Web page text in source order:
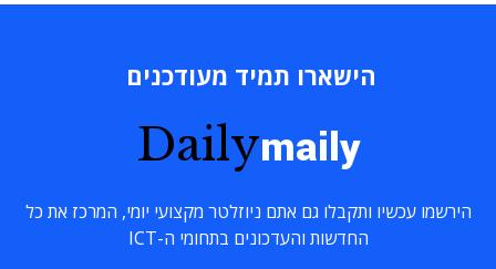
הישארו תמיד מעודכנים
Dailymaily
הירשמו עכשיו ותקבלו גם אתם ניוזלטר מקצועי יומי, המרכז את כל
החדשות והעדכונים בתחומי ה-ICT